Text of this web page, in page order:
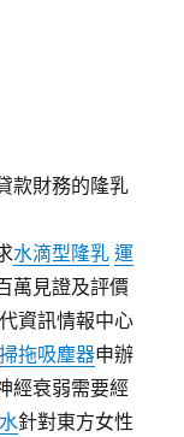
款財務的隆乳
水滴型隆乳 運
萬見證及評價
資訊情報中心
掃拖吸塵器申辦
經衰弱需要經
針對東方女性